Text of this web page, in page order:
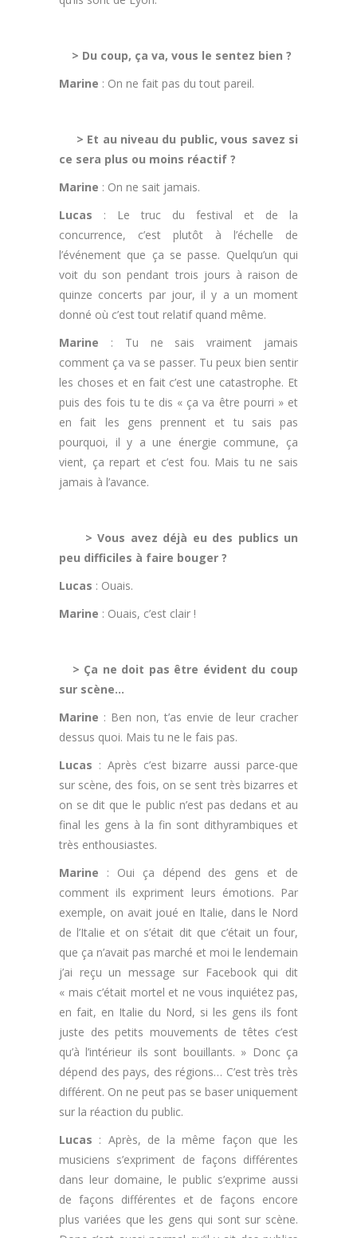
> Du coup, ça va, vous le sentez bien ?
Marine : On ne fait pas du tout pareil.
> Et au niveau du public, vous savez si
ce sera plus ou moins réactif ?
Marine : On ne sait jamais.
Lucas : Le truc du festival et de la
concurrence, c’est plutôt à l’échelle de
l’événement que ça se passe. Quelqu’un qui
voit du son pendant trois jours à raison de
quinze concerts par jour, il y a un moment
donné où c’est tout relatif quand même.
Marine : Tu ne sais vraiment jamais
comment ça va se passer. Tu peux bien sentir
les choses et en fait c’est une catastrophe. Et
puis des fois tu te dis « ça va être pourri » et
en fait les gens prennent et tu sais pas
pourquoi, il y a une énergie commune, ça
vient, ça repart et c’est fou. Mais tu ne sais
jamais à l’avance.
> Vous avez déjà eu des publics un
peu difficiles à faire bouger ?
Lucas : Ouais.
Marine : Ouais, c’est clair !
> Ça ne doit pas être évident du coup
sur scène…
Marine : Ben non, t’as envie de leur cracher
dessus quoi. Mais tu ne le fais pas.
Lucas : Après c’est bizarre aussi parce-que
sur scène, des fois, on se sent très bizarres et
on se dit que le public n’est pas dedans et au
final les gens à la fin sont dithyrambiques et
très enthousiastes.
Marine : Oui ça dépend des gens et de
comment ils expriment leurs émotions. Par
exemple, on avait joué en Italie, dans le Nord
de l’Italie et on s’était dit que c’était un four,
que ça n’avait pas marché et moi le lendemain
j’ai reçu un message sur Facebook qui dit
« mais c’était mortel et ne vous inquiétez pas,
en fait, en Italie du Nord, si les gens ils font
juste des petits mouvements de têtes c’est
qu’à l’intérieur ils sont bouillants. » Donc ça
dépend des pays, des régions… C’est très très
différent. On ne peut pas se baser uniquement
sur la réaction du public.
Lucas : Après, de la même façon que les
musiciens s’expriment de façons différentes
dans leur domaine, le public s’exprime aussi
de façons différentes et de façons encore
plus variées que les gens qui sont sur scène.